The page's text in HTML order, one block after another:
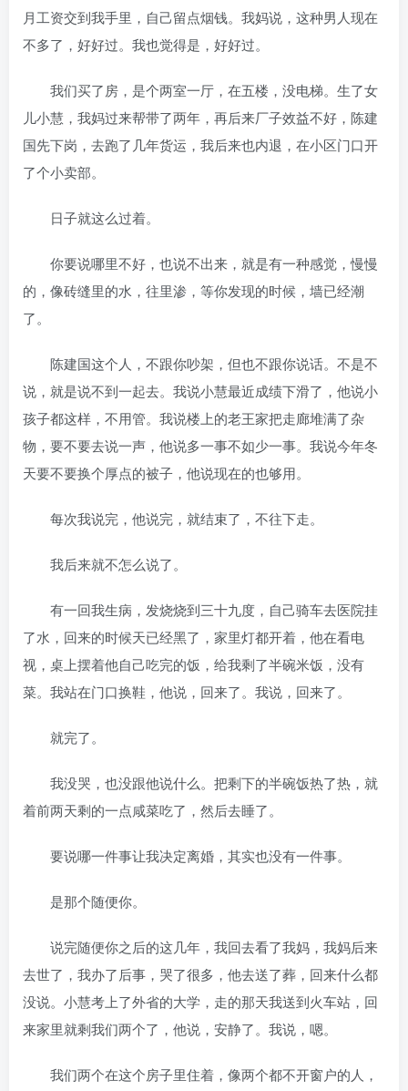
月工资交到我手里，自己留点烟钱。我妈说，这种男人现在
不多了，好好过。我也觉得是，好好过。
我们买了房，是个两室一厅，在五楼，没电梯。生了女
儿小慧，我妈过来帮带了两年，再后来厂子效益不好，陈建
国先下岗，去跑了几年货运，我后来也内退，在小区门口开
了个小卖部。
日子就这么过着。
你要说哪里不好，也说不出来，就是有一种感觉，慢慢
的，像砖缝里的水，往里渗，等你发现的时候，墙已经潮
了。
陈建国这个人，不跟你吵架，但也不跟你说话。不是不
说，就是说不到一起去。我说小慧最近成绩下滑了，他说小
孩子都这样，不用管。我说楼上的老王家把走廊堆满了杂
物，要不要去说一声，他说多一事不如少一事。我说今年冬
天要不要换个厚点的被子，他说现在的也够用。
每次我说完，他说完，就结束了，不往下走。
我后来就不怎么说了。
有一回我生病，发烧烧到三十九度，自己骑车去医院挂
了水，回来的时候天已经黑了，家里灯都开着，他在看电
视，桌上摆着他自己吃完的饭，给我剩了半碗米饭，没有
菜。我站在门口换鞋，他说，回来了。我说，回来了。
就完了。
我没哭，也没跟他说什么。把剩下的半碗饭热了热，就
着前两天剩的一点咸菜吃了，然后去睡了。
要说哪一件事让我决定离婚，其实也没有一件事。
是那个随便你。
说完随便你之后的这几年，我回去看了我妈，我妈后来
去世了，我办了后事，哭了很多，他去送了葬，回来什么都
没说。小慧考上了外省的大学，走的那天我送到火车站，回
来家里就剩我们两个了，他说，安静了。我说，嗯。
我们两个在这个房子里住着，像两个都不开窗户的人，